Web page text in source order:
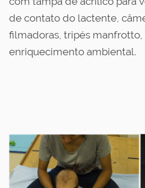
de contato do lactente,
filmadoras, tripés manfrotto,
enriquecimento ambiental.